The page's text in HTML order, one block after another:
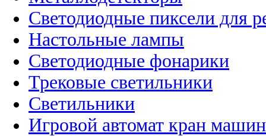
Светодиодные пиксели для
Настольные лампы
Светодиодные фонарики
Трековые светильники
Светильники
Игровой автомат кран